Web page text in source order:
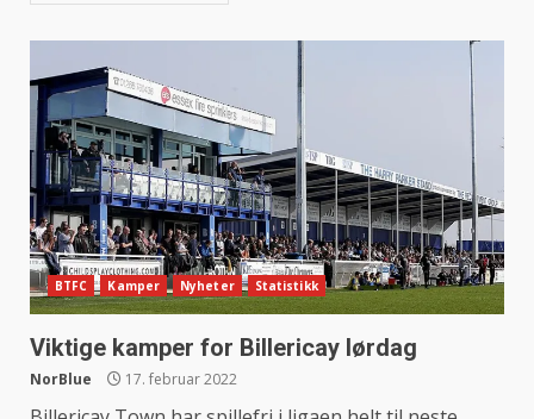
BTFC Kamper Nyheter Statistikk
Viktige kamper for Billericay lørdag
NorBlue 17. februar 2022